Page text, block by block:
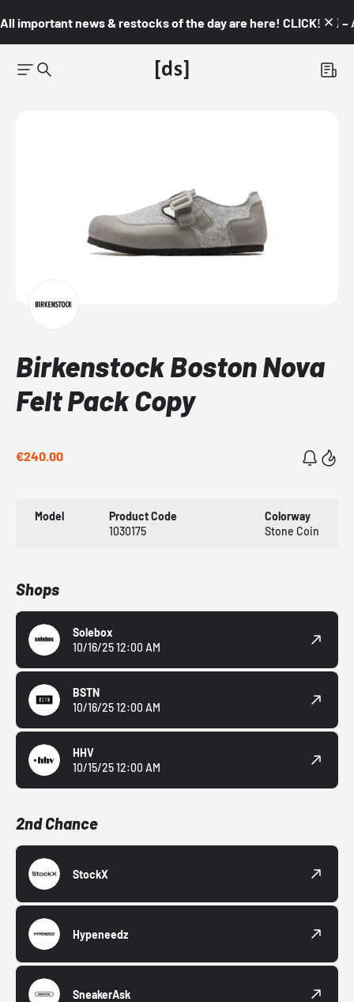
All important news & restocks of the day are here! CLICK! 👇🏼 –
Birkenstock Boston Nova
Felt Pack Copy
€240.00
Model
Product Code
1030175
Colorway
Stone Coin
Shops
Solebox
10/16/25 12:00 AM
BSTN
10/16/25 12:00 AM
HHV
10/15/25 12:00 AM
2nd Chance
StockX
Hypeneedz
SneakerAsk